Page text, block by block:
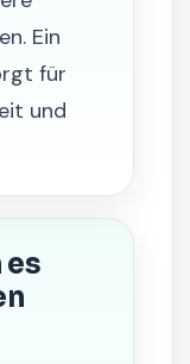
Ein
für
und
es